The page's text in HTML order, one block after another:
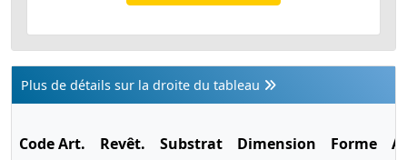
Plus de détails sur la droite du tableau
Code Art. Revêt. Substrat Dimension Forme